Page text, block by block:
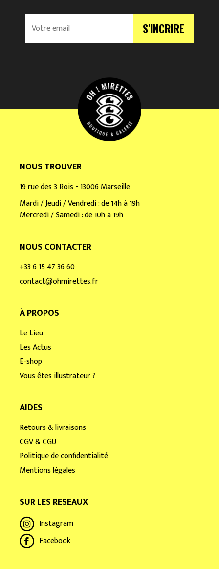
V
r
l
S'INCRIRE
NOUS TROUVER
19 rue des 3 Rois - 13006 Marseille
Mardi / Jeudi / Vendredi : de 14h à 19h
Mercredi / Samedi : de 10h à 19h
NOUS CONTACTER
+33 6 15 47 36 60
contact@ohmirettes.fr
À PROPOS
Le Lieu
Les Actus
E-shop
Vous êtes illustrateur ?
AIDES
Retours & livraisons
CGV & CGU
Politique de confidentialité
Mentions légales
SUR LES RÉSEAUX
Instagram
Facebook